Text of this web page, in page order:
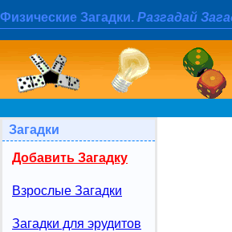
Физические Загадки. Разгадай
Загадки
Добавить Загадку
Взрослые Загадки
Загадки для эрудитов